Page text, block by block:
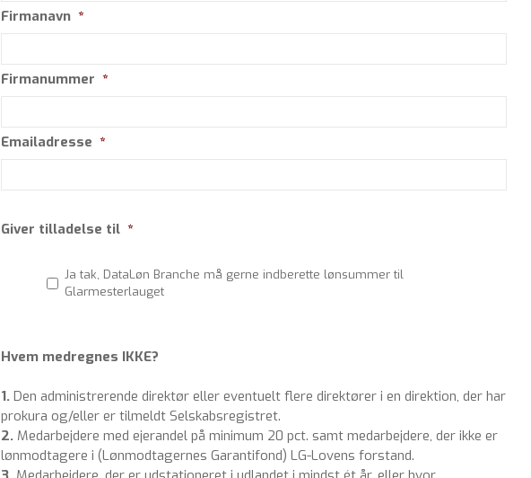
Firmanavn *
Firmanummer *
Emailadresse *
Giver tilladelse til *
Ja tak, DataLøn Branche må gerne indberette lønsummer til
Glarmesterlauget
Hvem medregnes IKKE?
1. Den administrerende direktør eller eventuelt flere direktører i en direktion, der har
prokura og/eller er tilmeldt Selskabsregistret.
2. Medarbejdere med ejerandel på minimum 20 pct. samt medarbejdere, der ikke er
lønmodtagere i (Lønmodtagernes Garantifond) LG-Lovens forstand.